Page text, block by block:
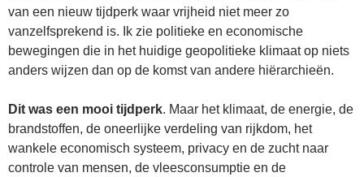
van een nieuw tijdperk waar vrijheid niet meer zo
vanzelfsprekend is. Ik zie politieke en economische
bewegingen die in het huidige geopolitieke klimaat op niets
anders wijzen dan op de komst van andere hiërarchieën.
Dit was een mooi tijdperk. Maar het klimaat, de energie, de
brandstoffen, de oneerlijke verdeling van rijkdom, het
wankele economisch systeem, privacy en de zucht naar
controle van mensen, de vleesconsumptie en de